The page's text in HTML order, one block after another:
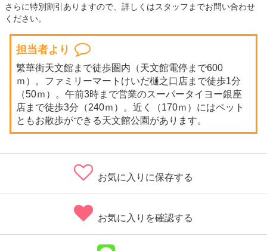
さらに特別割引ありますので、詳しくはスタッフまでお問い合わせ
ください。
担当者より
繁華街天文館まで徒歩圏内（天文館電停まで600
ｍ）。ファミリーマートけいだ樋之口店まで徒歩1分
（50ｍ）。午前3時まで営業のスーパータイヨー銀座
店まで徒歩3分（240ｍ）。近く（170ｍ）にはペット
ともお散歩ができる天文館公園があります。
お気に入りに保存する
お気に入りを確認する